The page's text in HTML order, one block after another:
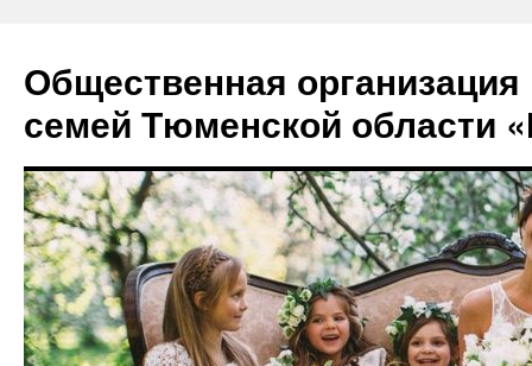
содержимому
Общественная
семей Тюменской области